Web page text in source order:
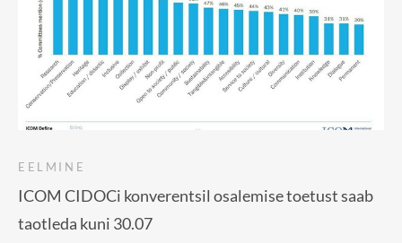
EELMINE
ICOM CIDOCi konverentsil osalemise toetust saab
taotleda kuni 30.07